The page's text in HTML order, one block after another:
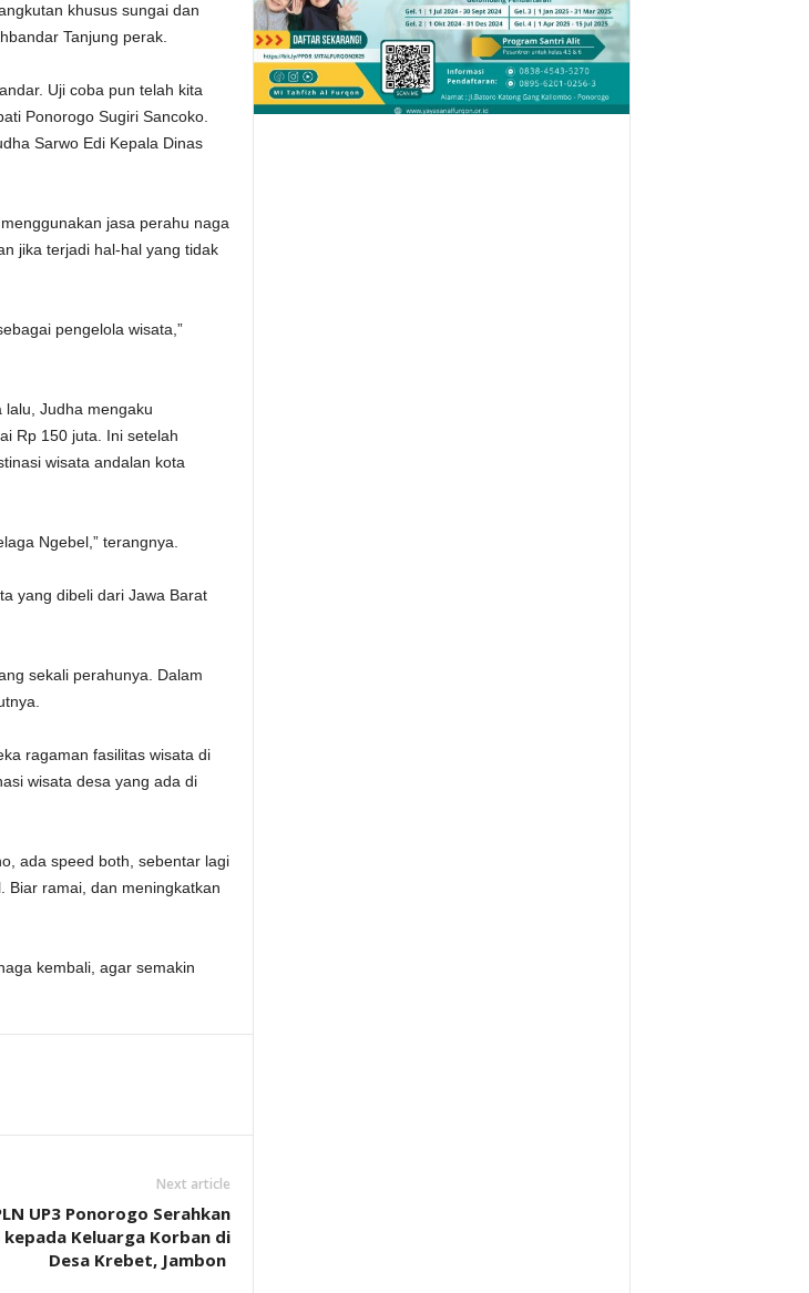
khusus sungai dan
Tanjung perak.
Uji coba pun telah kita
Ponorogo Sugiri Sancoko.
Sarwo Edi Kepala Dinas
jasa perahu naga
jika terjadi hal-hal yang tidak
pengelola wisata,”
lalu, Judha mengaku
Rp 150 juta. Ini setelah
wisata andalan kota
Ngebel,” terangnya.
yang dibeli dari Jawa Barat
sekali perahunya. Dalam
ragaman fasilitas wisata di
wisata desa yang ada di
ada speed both, sebentar lagi
Biar ramai, dan meningkatkan
kembali, agar semakin
Next article
UP3 Ponorogo Serahkan
kepada Keluarga Korban di
Desa Krebet, Jambon